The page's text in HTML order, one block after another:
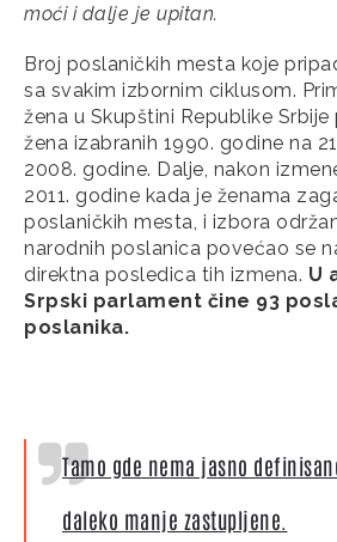
moći i dalje je upitan.
Broj poslaničkih mesta koje
sa svakim izbornim ciklusom.
žena u Skupštini Republike Srbije
žena izabranih 1990. godine na
2008. godine. Dalje, nakon
2011. godine kada je ženama
poslaničkih mesta, i izbora
narodnih poslanica povećao se
direktna posledica tih izmena. U
Srpski parlament čine 93
poslanika.
Tamo gde nema jasno
daleko manje zastupljene.